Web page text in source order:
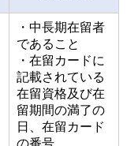
・中長期在留者
であること
・在留カードに
記載されている
在留資格及び在
留期間の満了の
日、在留カード
の番号